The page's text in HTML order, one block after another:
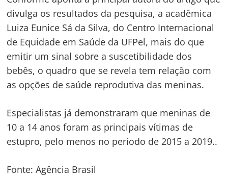
divulga os resultados da pesquisa, a acadêmica
Luiza Eunice Sá da Silva, do Centro Internacional
de Equidade em Saúde da UFPel, mais do que
emitir um sinal sobre a suscetibilidade dos
bebês, o quadro que se revela tem relação com
as opções de saúde reprodutiva das meninas.
Especialistas já demonstraram que meninas de
10 a 14 anos foram as principais vítimas de
estupro, pelo menos no período de 2015 a 2019..
Fonte: Agência Brasil